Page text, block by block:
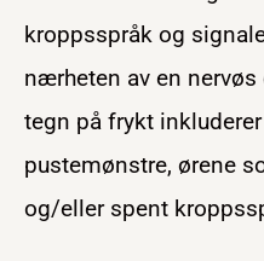
kroppsspråk og
nærheten av en
tegn på frykt
pustemønstre, ørene
og/eller spent